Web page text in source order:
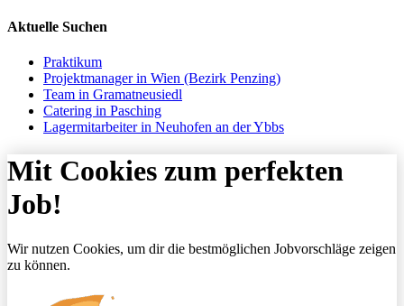
Aktuelle Suchen
Praktikum
Projektmanager in Wien (Bezirk Penzing)
Team in Gramatneusiedl
Catering in Pasching
Lagermitarbeiter in Neuhofen an der Ybbs
Mit Cookies zum perfekten
Job!
Wir nutzen Cookies, um dir die bestmöglichen Jobvorschläge zeigen
zu können.